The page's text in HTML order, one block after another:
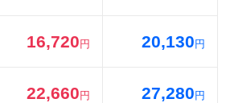
16,720円 20,130円
22,660円 27,280円